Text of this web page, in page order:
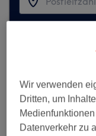
Mehr Salons
Wir verwenden
Dritten, um
Datenverkehr zu